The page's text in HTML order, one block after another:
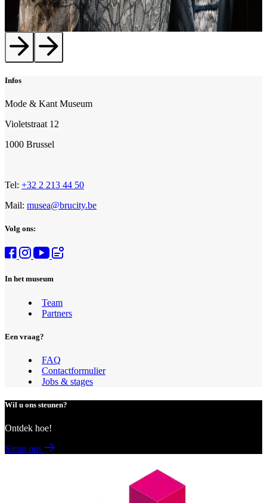
Tentoonstelling Back Side Fashion from behind_Mode & Kant
Museum ©detiffe.com
Infos
Mode & Kant Museum
Violetstraat 12
1000 Brussel
Tel: +32 2 213 44 50
Mail: musea@brucity.be
Volg ons:
In het museum
Team
Partners
Een vraag?
FAQ
Contactformulier
Jobs & stages
Wil u ons steunen?
Ontdek hoe!
Steun ons